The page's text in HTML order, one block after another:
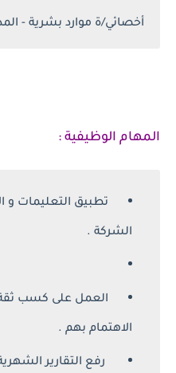
أخصائي/ة موارد بشرية -
المهام الوظيفية :
تطبيق التعليمات و
الشركة .
العمل على كسب ثقة
الاهتمام بهم .
رفع التقارير